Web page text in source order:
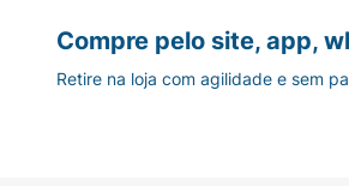
Compre pelo site, app,
Retire na loja com agilidade e sem